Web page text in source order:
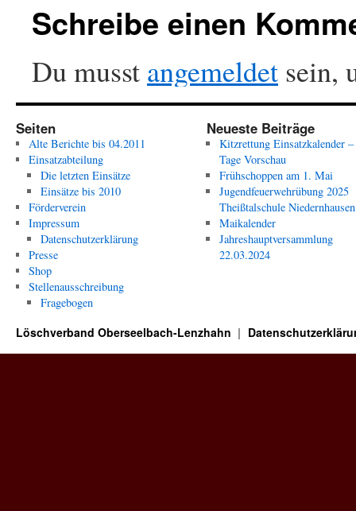
Schreibe einen
Du musst angemeldet sein,
Seiten
Alte Berichte bis 04.2011
Einsatzabteilung
Die letzten Einsätze
Einsätze bis 2010
Förderverein
Impressum
Datenschutzerklärung
Presse
Shop
Stellenausschreibung
Fragebogen
Neueste Beiträge
Kitzrettung Einsatzkalender –
Tage Vorschau
Frühschoppen am 1. Mai
Jugendfeuerwehrübung 2025
Theißtalschule
Maikalender
Jahreshauptversammlung
22.03.2024
Löschverband Oberseelbach-Lenzhahn